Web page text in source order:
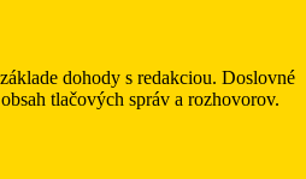
dohody s redakciou. Doslovné
tlačových správ a rozhovorov.